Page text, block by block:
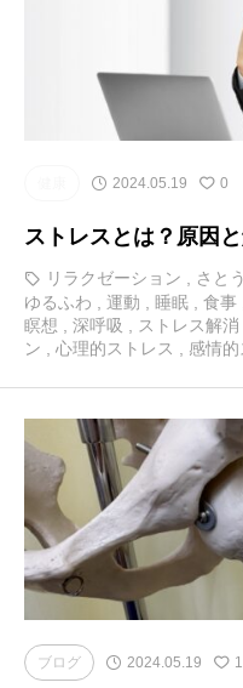
2024.05.19 0
ストレスとは？原因
リラクゼーション , さと
ゆるふわ
運動 睡眠 食事
瞑想
深呼吸 ストレス解消
ン
心理的ストレス 感情的
ブログ 2024.05.19 1